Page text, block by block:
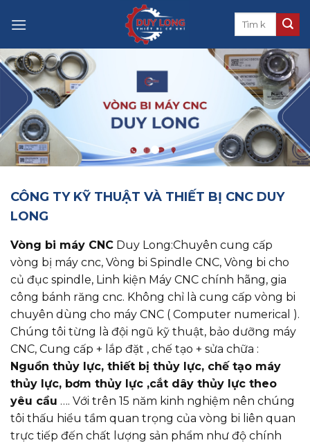
CÔNG TY KỸ THUẬT VÀ THIẾT BỊ CNC DUY
LONG
Vòng bi máy CNC Duy Long:Chuyên cung cấp
vòng bị máy cnc, ​​​​​​​Vòng bi Spindle CNC, Vòng bi cho
củ đục spindle, Linh kiện Máy CNC chính hãng, gia
công bánh răng cnc. Không chỉ là cung cấp vòng bi
chuyên dùng cho máy CNC ( Computer numerical ).
Chúng tôi từng là đội ngũ kỹ thuật, bảo dưỡng máy
CNC, Cung cấp + lắp đặt , chế tạo + sửa chữa :
Nguồn thủy lực, thiết bị thủy lực, chế tạo máy
thủy lực, bơm thủy lực ,cắt dây thủy lực theo
yêu cầu …. Với trên 15 năm kinh nghiệm nên chúng
tôi thấu hiểu tầm quan trọng của vòng bi liên quan
trực tiếp đến chất lượng sản phẩm như độ chính